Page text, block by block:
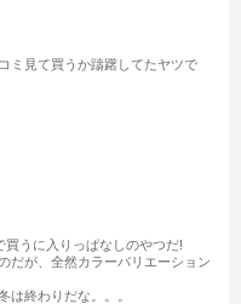
ミ見て買うか躊躇してたヤツで
うに入りっぱなしのやつだ!
だが、全然カラーバリエーション
は終わりだな。。。